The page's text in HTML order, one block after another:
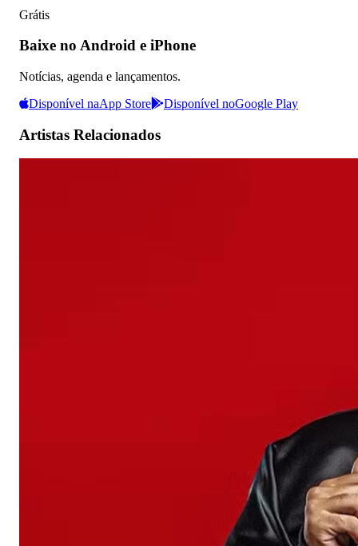
Grátis
Baixe no Android e iPhone
Notícias, agenda e lançamentos.
Disponível naApp Store Disponível noGoogle Play
Artistas Relacionados